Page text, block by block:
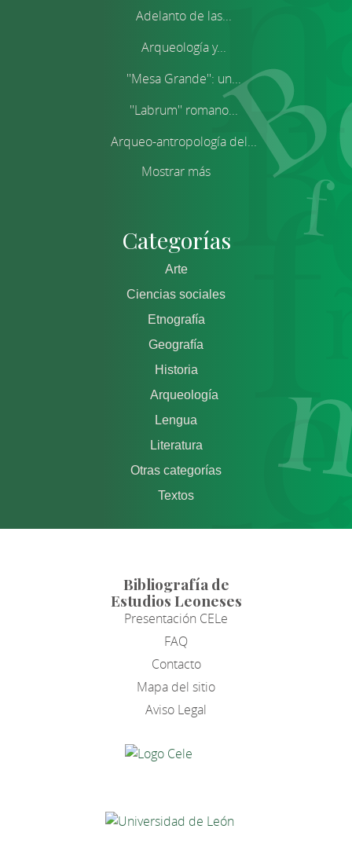
Adelanto de las...
Arqueología y...
''Mesa Grande'': un...
''Labrum'' romano...
Arqueo-antropología del...
Mostrar más
Categorías
Arte
Ciencias sociales
Etnografía
Geografía
Historia
Arqueología
Lengua
Literatura
Otras categorías
Textos
Bibliografía de
Estudios Leoneses
Presentación CELe
FAQ
Contacto
Mapa del sitio
Aviso Legal